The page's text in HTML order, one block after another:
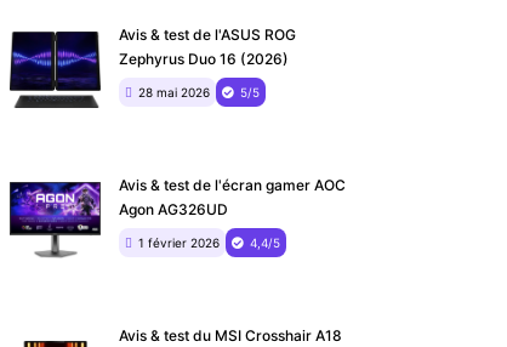
Avis & test de l'ASUS ROG
Zephyrus Duo 16 (2026)
28 mai 2026 5/5
Avis & test de l'écran gamer AOC
Agon AG326UD
1 février 2026 4,4/5
Avis & test du MSI Crosshair A18